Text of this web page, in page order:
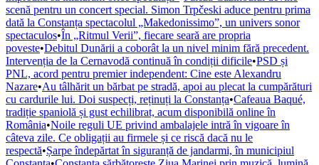
scenă pentru un concert special. Simon Trpčeski aduce pentru prima
dată la Constanța spectacolul „Makedonissimo”, un univers sonor
spectaculos•În „Ritmul Verii”, fiecare seară are propria
poveste•Debitul Dunării a coborât la un nivel minim fără precedent.
Intervenția de la Cernavodă continuă în condiții dificile•PSD și
PNL, acord pentru premier independent: Cine este Alexandru
Nazare•Au tâlhărit un bărbat pe stradă, apoi au plecat la cumpărături
cu cardurile lui. Doi suspecți, reținuți la Constanța•Cafeaua Baqué,
tradiție spaniolă și gust echilibrat, acum disponibilă online în
România•Noile reguli UE privind ambalajele intră în vigoare în
câteva zile. Ce obligații au firmele și ce riscă dacă nu le
respectă•Șarpe îndepărtat în siguranță de jandarmi, în municipiul